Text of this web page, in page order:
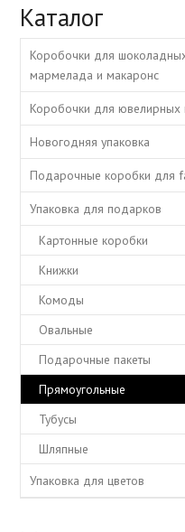
Каталог
Коробочки для
мармелада и макаронс
Коробочки для ювелирных
Новогодняя упаковка
Подарочные коробки для
Упаковка для подарков
Картонные коробки
Книжки
Комоды
Овальные
Подарочные пакеты
Прямоугольные
Тубусы
Шляпные
Упаковка для цветов